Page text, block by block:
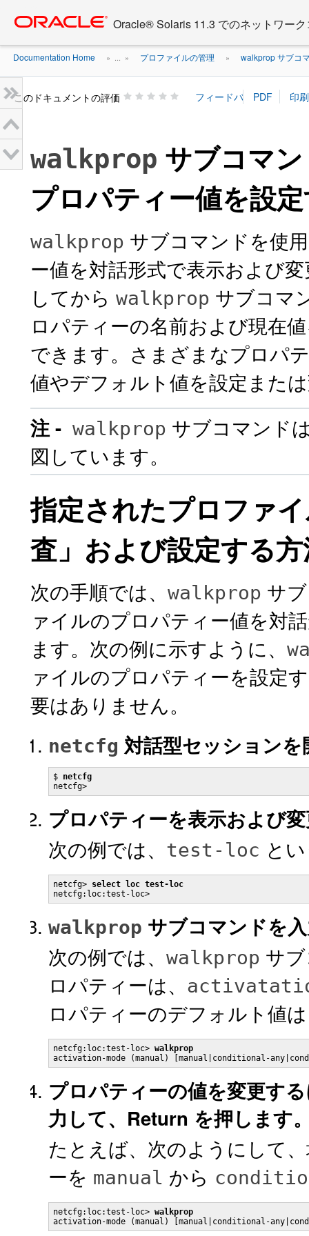
content
Oracle® Solaris 11.3 でのネットワー
Documentation Home » ... » プロファイルの管理 » walkprop サブコ
このドキュメントの評価
walkprop サブコマ
プロパティー値を設
walkprop サブコマンドを使
ー値を対話形式で表示および
してから walkprop サブコマ
ロパティーの名前および現在
できます。さまざまなプロパ
値やデフォルト値を設定また
注 - walkprop サブコマンド
図しています。
指定されたプロファ
査」および設定する
次の手順では、 walkprop サ
ァイルのプロパティー値を対
ます。次の例に示すように、
ァイルのプロパティーを設定
要はありません。
netcfg 対話型セッション
$ netcfg
プロパティーを表示および
次の例では、 test-loc と
netcfg> select loc test-loc
netcfg:loc:test-loc>
walkprop サブコマンドを
次の例では、 walkprop サ
ロパティーは、
ロパティーのデフォルト値
netcfg:loc:test-loc> walkprop
プロパティーの値を変更す
力して、Return を押します
たとえば、次のようにして
ーを manual から
netcfg:loc:test-loc> walkprop
activation-mode (manual) [manual|conditional-